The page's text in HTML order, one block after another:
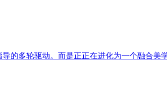
的多轮驱动。而是正正在进化为一个融合美